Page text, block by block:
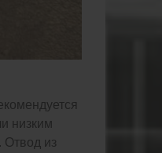
низким
Отвод из